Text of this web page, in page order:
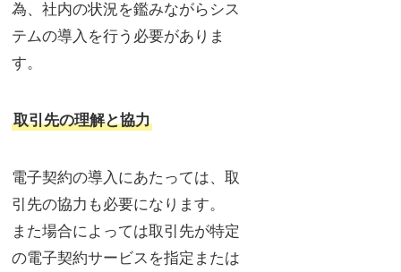
為、社内の状況を鑑みながらシス
テムの導入を行う必要がありま
す。
取引先の理解と協力
電子契約の導入にあたっては、取
引先の協力も必要になります。
また場合によっては取引先が特定
の電子契約サービスを指定または